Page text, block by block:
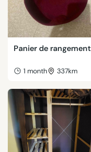
Panier de rangement
1 month 337km